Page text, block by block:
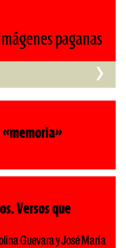
paganas
›
«memoria»
Versos que
Guevara y José María